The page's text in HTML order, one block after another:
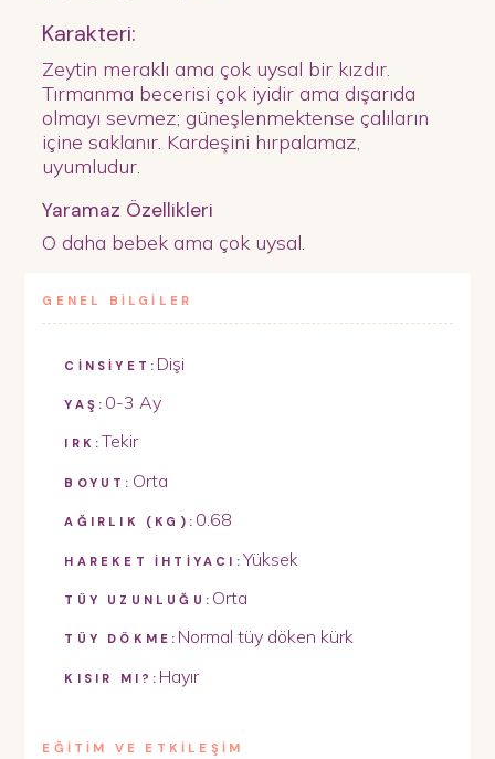
Karakteri:
Zeytin meraklı ama çok uysal bir kızdır.
Tırmanma becerisi çok iyidir ama dışarıda
olmayı sevmez; güneşlenmektense çalıların
içine saklanır. Kardeşini hırpalamaz,
uyumludur.
Yaramaz Özellikleri
O daha bebek ama çok uysal.
GENEL BİLGİLER
CİNSİYET: Dişi
YAŞ: 0-3 Ay
IRK: Tekir
BOYUT: Orta
AĞIRLIK (KG): 0.68
HAREKET İHTİYACI: Yüksek
TÜY UZUNLUĞU: Orta
TÜY DÖKME: Normal tüy döken kürk
KISIR MI?: Hayır
EĞİTİM VE ETKİLEŞİM